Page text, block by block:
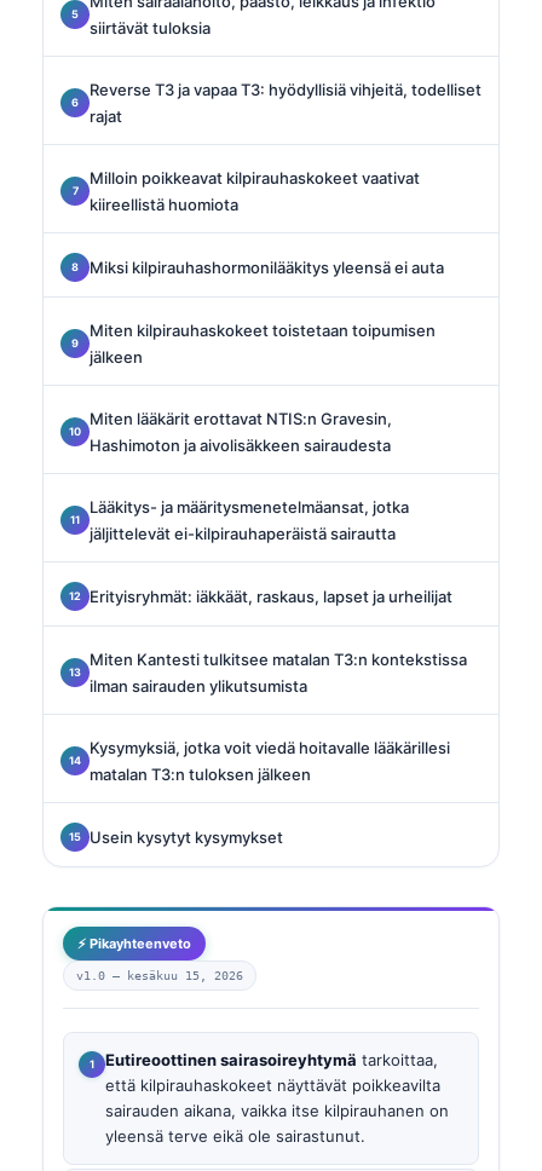
siirtävät tuloksia
Reverse T3 ja vapaa T3: hyödyllisiä vihjeitä, todelliset
rajat
Milloin poikkeavat kilpirauhaskokeet vaativat
kiireellistä huomiota
Miksi kilpirauhashormonilääkitys yleensä ei auta
Miten kilpirauhaskokeet toistetaan toipumisen
jälkeen
Miten lääkärit erottavat NTIS:n Gravesin,
Hashimoton ja aivolisäkkeen sairaudesta
Lääkitys- ja määritysmenetelmäansat, jotka
jäljittelevät ei-kilpirauhaperäistä sairautta
Erityisryhmät: iäkkäät, raskaus, lapset ja urheilijat
Miten Kantesti tulkitsee matalan T3:n kontekstissa
ilman sairauden ylikutsumista
Kysymyksiä, jotka voit viedä hoitavalle lääkärillesi
matalan T3:n tuloksen jälkeen
Usein kysytyt kysymykset
⚡ Pikayhteenveto
v1.0 — kesäkuu 15, 2026
Eutireoottinen sairasoireyhtymä tarkoittaa,
että kilpirauhaskokeet näyttävät poikkeavilta
sairauden aikana, vaikka itse kilpirauhanen on
yleensä terve eikä ole sairastunut.